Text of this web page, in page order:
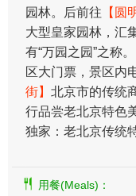
园林。后前往 【圆
大型皇家园林，汇
有“万园之园”之称
区大门票，景区内
街】 北京市的传统
行品尝老北京特色
独家：老北京传统
用餐(Meals)：